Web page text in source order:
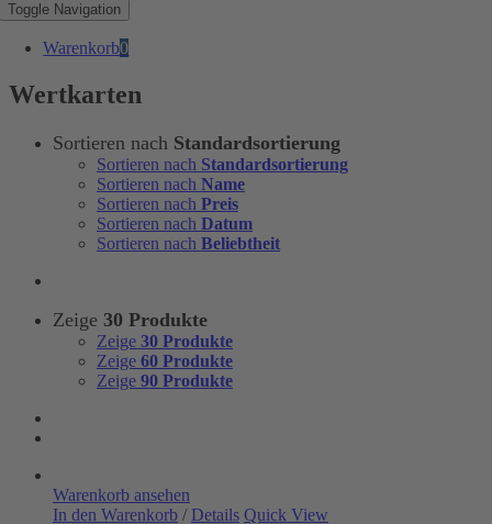
Toggle Navigation
Warenkorb0
Wertkarten
Sortieren nach Standardsortierung
Sortieren nach Standardsortierung
Sortieren nach Name
Sortieren nach Preis
Sortieren nach Datum
Sortieren nach Beliebtheit
Zeige 30 Produkte
Zeige 30 Produkte
Zeige 60 Produkte
Zeige 90 Produkte
Warenkorb ansehen
In den Warenkorb / Details Quick View